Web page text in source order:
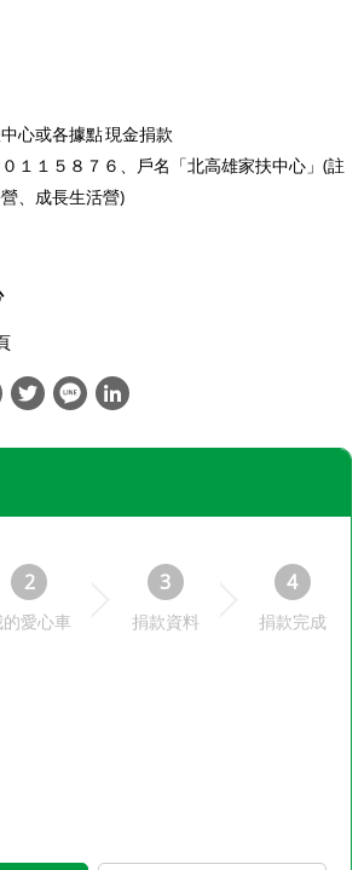
心或各據點現金捐款
１１５８７６、戶名「北高雄家扶中心」(註
、成長生活營)
2
愛心車
3
捐款資料
4
捐款完成